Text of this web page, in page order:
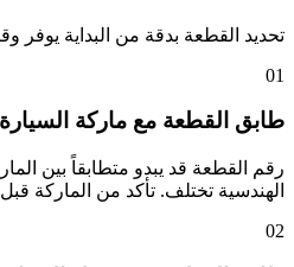
تحديد القطعة بدقة من البداية يوفر
01
طابق القطعة مع ماركة السيارة
رقم القطعة قد يبدو متطابقاً بين
الهندسية تختلف. تأكد من الماركة
02